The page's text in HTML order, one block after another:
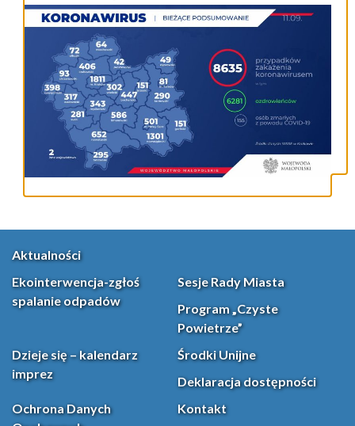
Aktualności
Ekointerwencja-zgłoś
spalanie odpadów
Sesje Rady Miasta
Program „Czyste
Powietrze”
Dzieje się – kalendarz
imprez
Środki Unijne
Deklaracja dostępności
Ochrona Danych
Kontakt